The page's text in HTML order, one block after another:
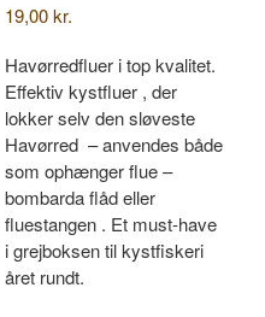
19,00kr.
Havørredfluer i top kvalitet.
Effektiv kystfluer , der
lokker selv den sløveste
Havørred – anvendes både
som ophænger flue –
bombarda flåd eller
fluestangen . Et must-have
i grejboksen til kystfiskeri
året rundt.